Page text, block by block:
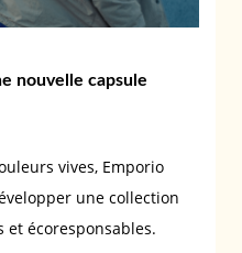
nouvelle capsule
vives, Emporio
une collection
et écoresponsables.